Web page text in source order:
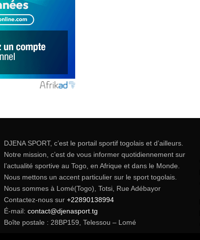
DJENA SPORT, c’est le portail sportif togolais et d’ailleurs.
Notre mission, c’est de vous informer quotidiennement sur
l’actualité sportive au Togo, en Afrique et dans le Monde.
Nous mettons un accent particulier sur le sport togolais.
Nous sommes à Lomé(Togo), Totsi, Rue Adébayor
Contactez-nous sur +22890138994
É-mail: contact@djenasport.tg
Boîte postale : 28BP159, Telessou – Lomé